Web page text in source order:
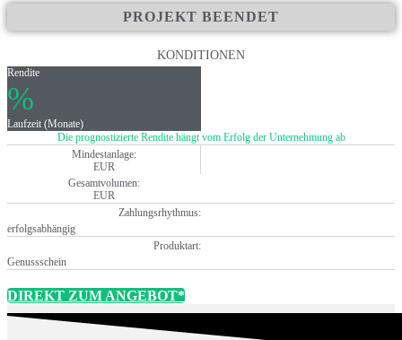
PROJEKT BEENDET
KONDITIONEN
Rendite
%
Laufzeit (Monate)
Die prognostizierte Rendite hängt vom Erfolg der Unternehmung ab
Mindestanlage:
EUR
Gesamtvolumen:
EUR
Zahlungsrhythmus:
erfolgsabhängig
Produktart:
Genussschein
DIREKT ZUM ANGEBOT*